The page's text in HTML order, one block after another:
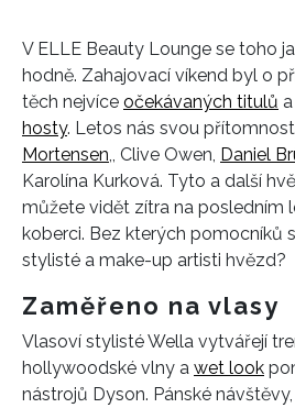
V ELLE Beauty Lounge se toho
hodně. Zahajovací víkend byl o
těch nejvíce očekávaných titulů
hosty. Letos nás svou
Mortensen ,, Clive Owen, Daniel
Karolína Kurková. Tyto a další
můžete vidět zítra na posledním
koberci. Bez kterých pomocníků
stylisté a make-up artisti hvězd?
Zaměřeno na vlasy
Vlasoví stylisté Wella vytvářejí
hollywoodské vlny a wet look
nástrojů Dyson. Pánské